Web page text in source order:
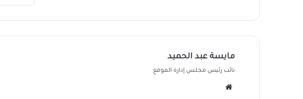
مايسة عبد الحميد
نائب رئيس مجلس إدارة الموقع